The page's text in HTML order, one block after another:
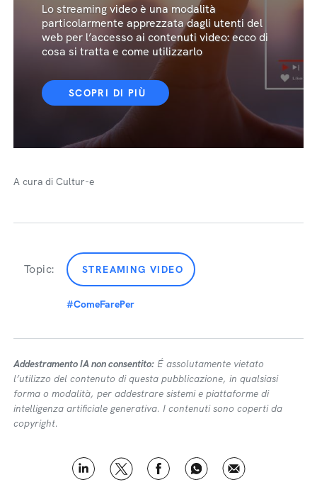
Lo streaming video è una modalità
particolarmente apprezzata dagli utenti del
web per l’accesso ai contenuti video: ecco di
cosa si tratta e come utilizzarlo
SCOPRI DI PIÙ
A cura di Cultur-e
Topic: STREAMING VIDEO
#ComeFarePer
Addestramento IA non consentito: É assolutamente vietato
l’utilizzo del contenuto di questa pubblicazione, in qualsiasi
forma o modalità, per addestrare sistemi e piattaforme di
intelligenza artificiale generativa. I contenuti sono coperti da
copyright.